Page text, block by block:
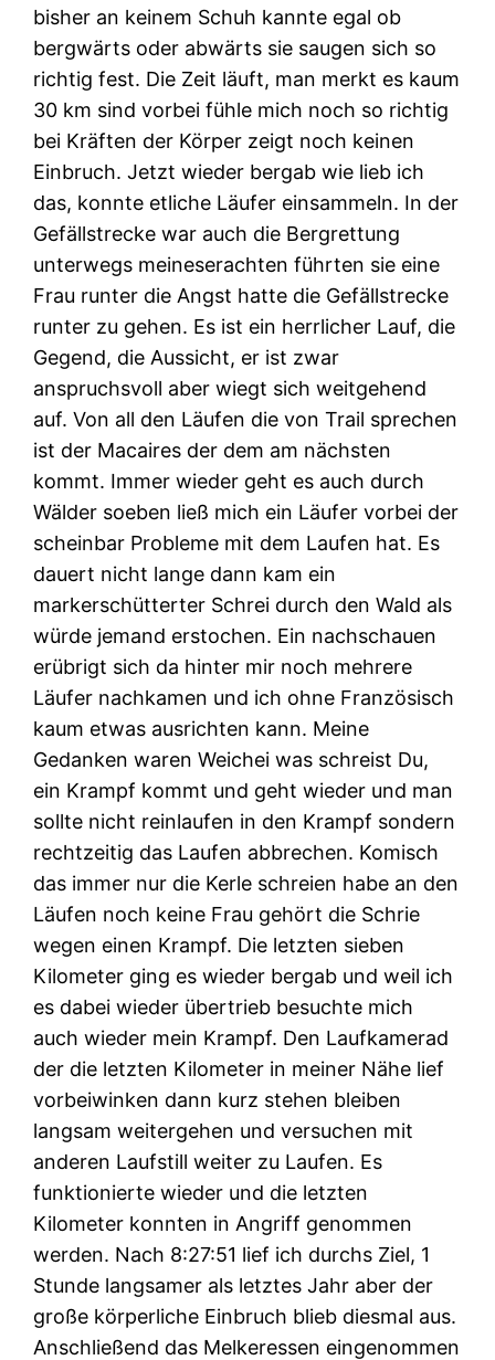
bisher an keinem Schuh kannte egal ob
bergwärts oder abwärts sie saugen sich so
richtig fest. Die Zeit läuft, man merkt es kaum
30 km sind vorbei fühle mich noch so richtig
bei Kräften der Körper zeigt noch keinen
Einbruch. Jetzt wieder bergab wie lieb ich
das, konnte etliche Läufer einsammeln. In der
Gefällstrecke war auch die Bergrettung
unterwegs meineserachten führten sie eine
Frau runter die Angst hatte die Gefällstrecke
runter zu gehen. Es ist ein herrlicher Lauf, die
Gegend, die Aussicht, er ist zwar
anspruchsvoll aber wiegt sich weitgehend
auf. Von all den Läufen die von Trail sprechen
ist der Macaires der dem am nächsten
kommt. Immer wieder geht es auch durch
Wälder soeben ließ mich ein Läufer vorbei der
scheinbar Probleme mit dem Laufen hat. Es
dauert nicht lange dann kam ein
markerschütterter Schrei durch den Wald als
würde jemand erstochen. Ein nachschauen
erübrigt sich da hinter mir noch mehrere
Läufer nachkamen und ich ohne Französisch
kaum etwas ausrichten kann. Meine
Gedanken waren Weichei was schreist Du,
ein Krampf kommt und geht wieder und man
sollte nicht reinlaufen in den Krampf sondern
rechtzeitig das Laufen abbrechen. Komisch
das immer nur die Kerle schreien habe an den
Läufen noch keine Frau gehört die Schrie
wegen einen Krampf. Die letzten sieben
Kilometer ging es wieder bergab und weil ich
es dabei wieder übertrieb besuchte mich
auch wieder mein Krampf. Den Laufkamerad
der die letzten Kilometer in meiner Nähe lief
vorbeiwinken dann kurz stehen bleiben
langsam weitergehen und versuchen mit
anderen Laufstill weiter zu Laufen. Es
funktionierte wieder und die letzten
Kilometer konnten in Angriff genommen
werden. Nach 8:27:51 lief ich durchs Ziel, 1
Stunde langsamer als letztes Jahr aber der
große körperliche Einbruch blieb diesmal aus.
Anschließend das Melkeressen eingenommen